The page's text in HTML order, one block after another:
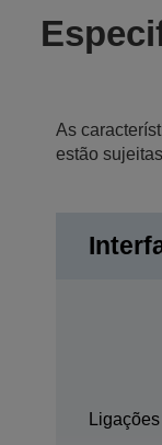
As
estão
Ligações